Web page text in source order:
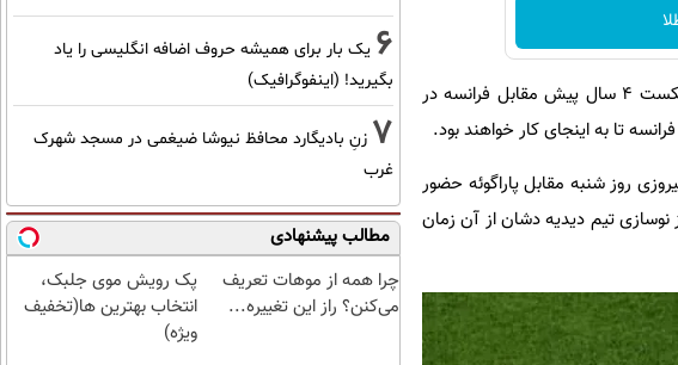
قهرمان جام ملت‌های آفریقا، شنبه گذشته مقابل کانادا، تنها از ۴ بازیکن باقی‌مانده از شکست ۴ سال پیش مقابل فرانسه در
تا به اینجای کار خواهند بود.
بازی در ترکیب اصلی نایب‌قهرمان سال ۲۰۲۲ در جریان پیروزی روز شنبه مقابل پاراگوئه حضور
نوسازی تیم دیدیه دشان از آن زمان
6 یک بار برای همیشه حروف اضافه انگلیسی را یاد
بگیرید! (اینفوگرافیک)
7 زنِ بادیگارد محافظ نیوشا ضیغمی در مسجد شهرک
غرب
مطالب پیشنهادی
چرا همه از موهات تعریف
می‌کنن؟ راز این تغییره...
پک رویش موی جلبک،
انتخاب بهترین ها(تخفیف
ویژه)